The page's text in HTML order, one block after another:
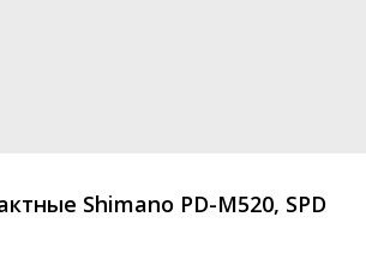
Shimano PD-M520, SPD